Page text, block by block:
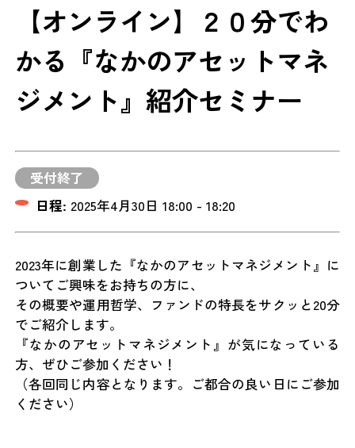
【オンライン】２０分でわ
かる『なかのアセットマネ
ジメント』紹介セミナー
受付終了
日程: 2025年4月30日 18:00 - 18:20
2023年に創業した『なかのアセットマネジメント』に
ついてご興味をお持ちの方に、
その概要や運用哲学、ファンドの特長をサクッと20分
でご紹介します。
『なかのアセットマネジメント』が気になっている
方、ぜひご参加ください！
（各回同じ内容となります。ご都合の良い日にご参加
ください）